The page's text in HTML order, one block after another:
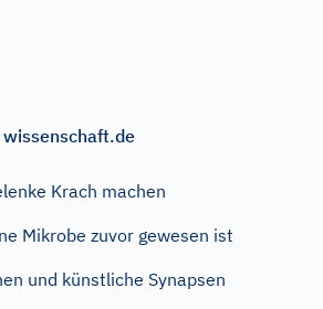
Krach machen
Mikrobe zuvor gewesen ist
und künstliche Synapsen